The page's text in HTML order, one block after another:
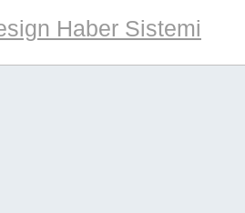
Haber Sistemi